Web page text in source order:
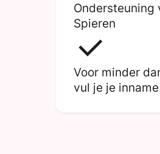
Ondersteuning
Spieren
Voor minder
vul je je